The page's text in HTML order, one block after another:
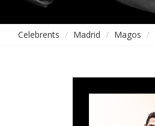
Celebrents Madrid Magos